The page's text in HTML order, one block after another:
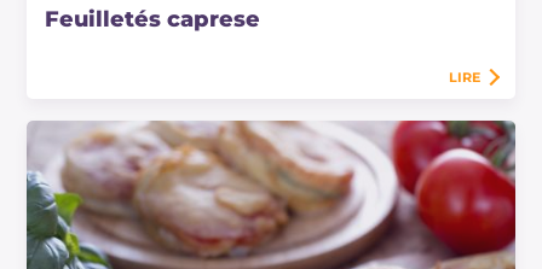
Feuilletés caprese
LIRE